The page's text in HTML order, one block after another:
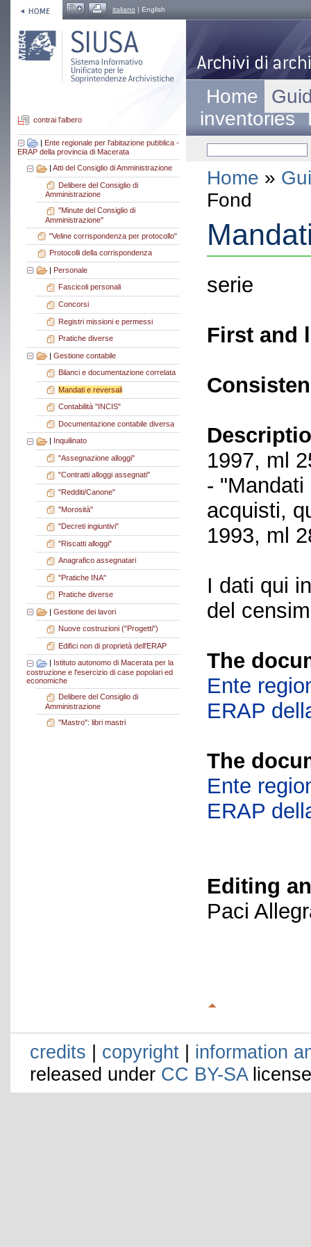
italiano | English
contrai l'albero
| Ente regionale per l'abitazione pubblica -
ERAP della provincia di Macerata
| Atti del Consiglio di Amministrazione
Delibere del Consiglio di
Amministrazione
"Minute del Consiglio di
Amministrazione"
"Veline corrispondenza per protocollo"
Protocolli della corrispondenza
| Personale
Fascicoli personali
Concorsi
Registri missioni e permessi
Pratiche diverse
| Gestione contabile
Bilanci e documentazione correlata
Mandati e reversali
Contabilità "INCIS"
Documentazione contabile diversa
Inquilinato
"Assegnazione alloggi"
"Contratti alloggi assegnati"
"Redditi/Canone"
"Morosità"
"Decreti ingiuntivi"
"Riscatti alloggi"
Anagrafico assegnatari
"Pratiche INA"
Pratiche diverse
| Gestione dei lavori
Nuove costruzioni ("Progetti")
Edifici non di proprietà dell'ERAP
Istituto autonomo di Macerata per la
costruzione e l'esercizio di case popolari ed
economiche
Delibere del Consiglio di
Amministrazione
"Mastro": libri mastri
Home
inventories
Home »
Fond
serie
First and
1997, ml
-
acquisti,
1993, ml
I dati qui
del
The
Ente
ERAP
The
Ente
ERAP
Editing
Paci
credits | copyright | information
released under CC BY-SA